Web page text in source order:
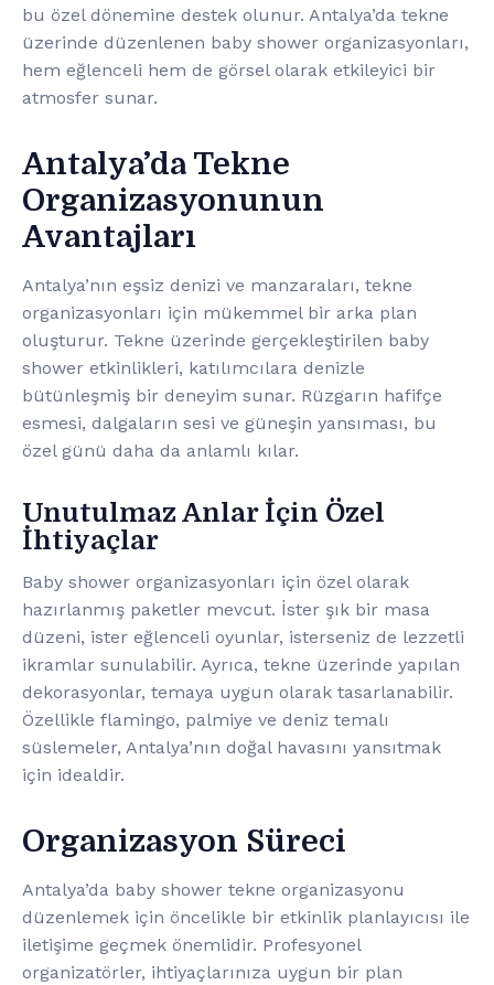
bu özel dönemine destek olunur. Antalya’da tekne
üzerinde düzenlenen baby shower organizasyonları,
hem eğlenceli hem de görsel olarak etkileyici bir
atmosfer sunar.
Antalya’da Tekne
Organizasyonunun
Avantajları
Antalya’nın eşsiz denizi ve manzaraları, tekne
organizasyonları için mükemmel bir arka plan
oluşturur. Tekne üzerinde gerçekleştirilen baby
shower etkinlikleri, katılımcılara denizle
bütünleşmiş bir deneyim sunar. Rüzgarın hafifçe
esmesi, dalgaların sesi ve güneşin yansıması, bu
özel günü daha da anlamlı kılar.
Unutulmaz Anlar İçin Özel
İhtiyaçlar
Baby shower organizasyonları için özel olarak
hazırlanmış paketler mevcut. İster şık bir masa
düzeni, ister eğlenceli oyunlar, isterseniz de lezzetli
ikramlar sunulabilir. Ayrıca, tekne üzerinde yapılan
dekorasyonlar, temaya uygun olarak tasarlanabilir.
Özellikle flamingo, palmiye ve deniz temalı
süslemeler, Antalya’nın doğal havasını yansıtmak
için idealdir.
Organizasyon Süreci
Antalya’da baby shower tekne organizasyonu
düzenlemek için öncelikle bir etkinlik planlayıcısı ile
iletişime geçmek önemlidir. Profesyonel
organizatörler, ihtiyaçlarınıza uygun bir plan